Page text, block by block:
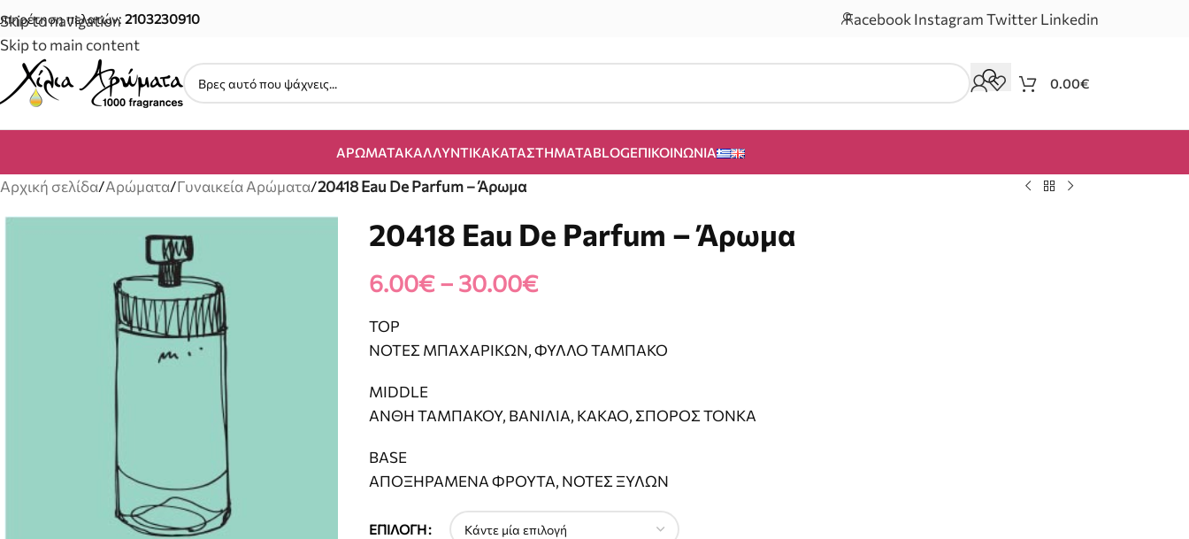
Skip to navigation
Skip to main content
πελατών: 2103230910 FacebookInstagramTwitterLinkedin
0.00€
ΑΡΏΜΑΤΑΚΑΛΛΥΝΤΙΚΆΚΑΤΑΣΤΉΜΑΤΑBLOGΕΠΙΚΟΙΝΩΝΊΑ
Αρχική σελίδα/Αρώματα/Γυναικεία Αρώματα/20418 Eau De Parfum – Άρωμα
20418 Eau De Parfum – Άρωμα
6.00€– 30.00€
TOP
ΝΟΤΕΣ ΜΠΑΧΑΡΙΚΩΝ, ΦΥΛΛΟ ΤΑΜΠΑΚΟ
MIDDLE
ΑΝΘΗ ΤΑΜΠΑΚΟΥ, ΒΑΝΙΛΙΑ, ΚΑΚΑΟ, ΣΠΟΡΟΣ ΤΟΝΚΑ
BASE
ΑΠΟΞΗΡΑΜΕΝΑ ΦΡΟΥΤΑ, ΝΟΤΕΣ ΞΥΛΩΝ
ΕΠΙΛΟΓΉ